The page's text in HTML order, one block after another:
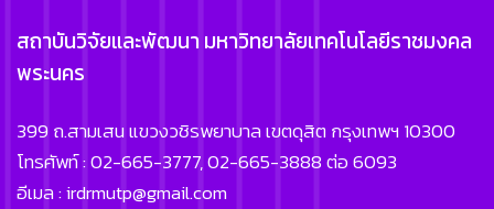
สถาบันวิจัยและพัฒนา มหาวิทยาลัยเทคโนโลยีราชมงคล
พระนคร
399 ถ.สามเสน แขวงวชิรพยาบาล เขตดุสิต กรุงเทพฯ 10300
โทรศัพท์ : 02-665-3777, 02-665-3888 ต่อ 6093
อีเมล : irdrmutp@gmail.com